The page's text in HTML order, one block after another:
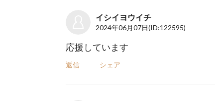
イシイヨウイチ
2024年06月07日(ID:122595)
応援しています
返信 シェア